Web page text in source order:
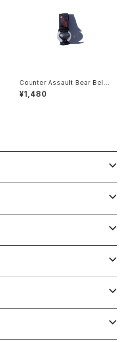
Counter Assault Bear Bell
-Chrome w/Silencer-
¥1,480